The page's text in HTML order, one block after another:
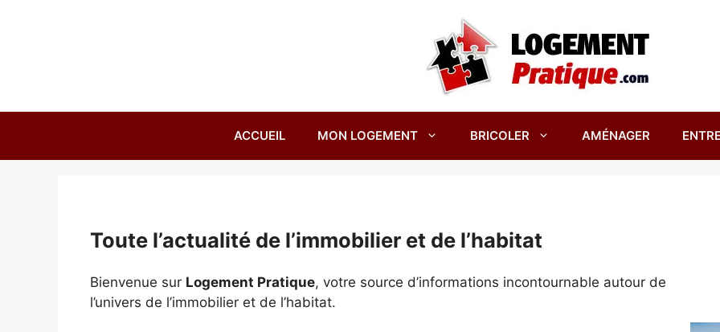
ACCUEIL MON LOGEMENT BRICOLER AMÉNAGER
Toute l’actualité de l’immobilier et de l’habitat
Bienvenue sur Logement Pratique, votre source d’informations incontournable autour de
l’univers de l’immobilier et de l’habitat.